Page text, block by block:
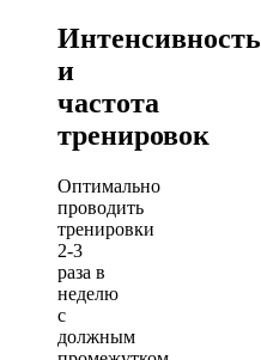
Интенсивность
и
частота
тренировок
Оптимально
проводить
тренировки
2-3
раза в
неделю
с
должным